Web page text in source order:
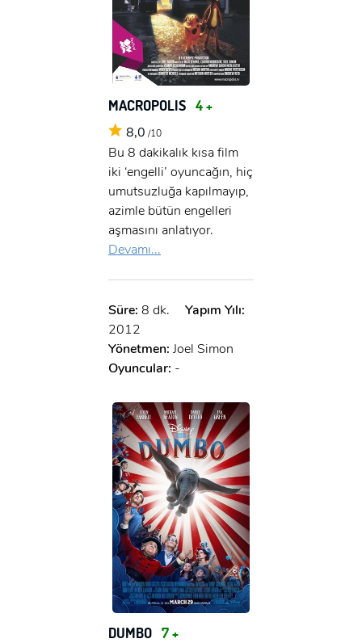
MACROPOLIS 4 +
8,0 /10
Bu 8 dakikalık kısa film
iki ‘engelli’ oyuncağın, hiç
umutsuzluğa kapılmayıp,
azimle bütün engelleri
aşmasını anlatıyor.
Devamı...
Süre: 8 dk.
Yapım Yılı:
2012
Yönetmen: Joel Simon
Oyuncular: -
DUMBO 7 +